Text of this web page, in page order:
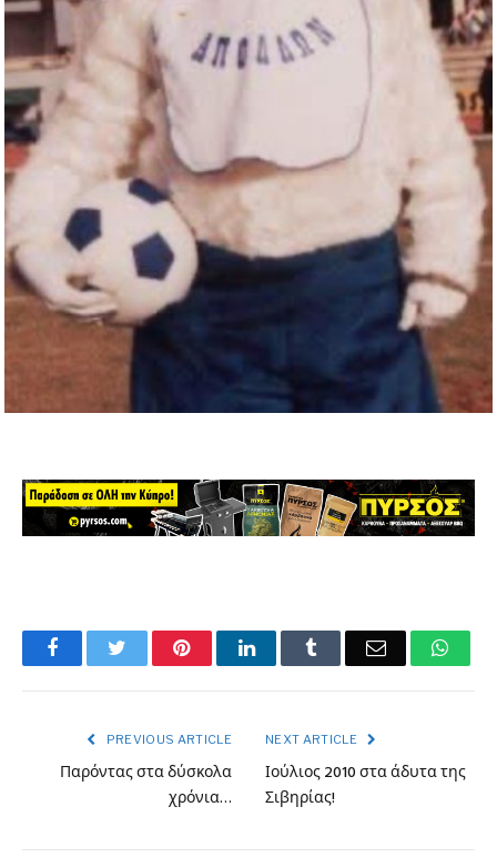
FacebookTwitter PinterestLinkedInTumblr Email
PREVIOUS ARTICLE
Παρόντας στα δύσκολα
χρόνια…
NEXT ARTICLE
Ιούλιος 2010 στα άδυτα της
Σιβηρίας!